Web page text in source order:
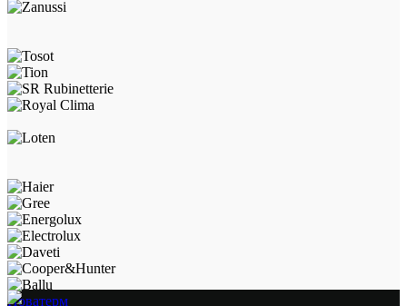
Новатерм